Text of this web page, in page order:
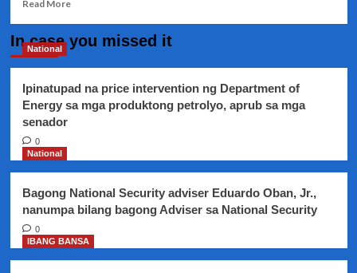
Read More
Panukalang
dagdag
na
ng
softdrinks,
na
sa
In case you missed it
National
Ipinatupad na price intervention ng Department of
Energy sa mga produktong petrolyo, aprub sa mga
senador
0
National
Bagong National Security adviser Eduardo Oban, Jr.,
nanumpa bilang bagong Adviser sa National Security
0
IBANG BANSA